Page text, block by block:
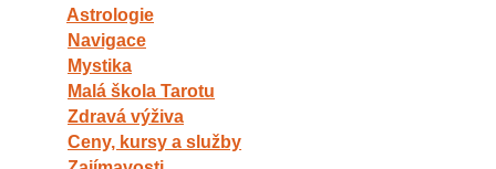
Astrologie
Navigace
Mystika
Malá škola Tarotu
Zdravá výživa
Ceny, kursy a služby